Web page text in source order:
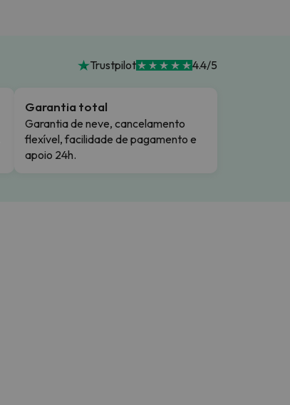
Trustpilot 4.4/5
Garantia total
Garantia de neve, cancelamento
flexível, facilidade de pagamento e
apoio 24h.